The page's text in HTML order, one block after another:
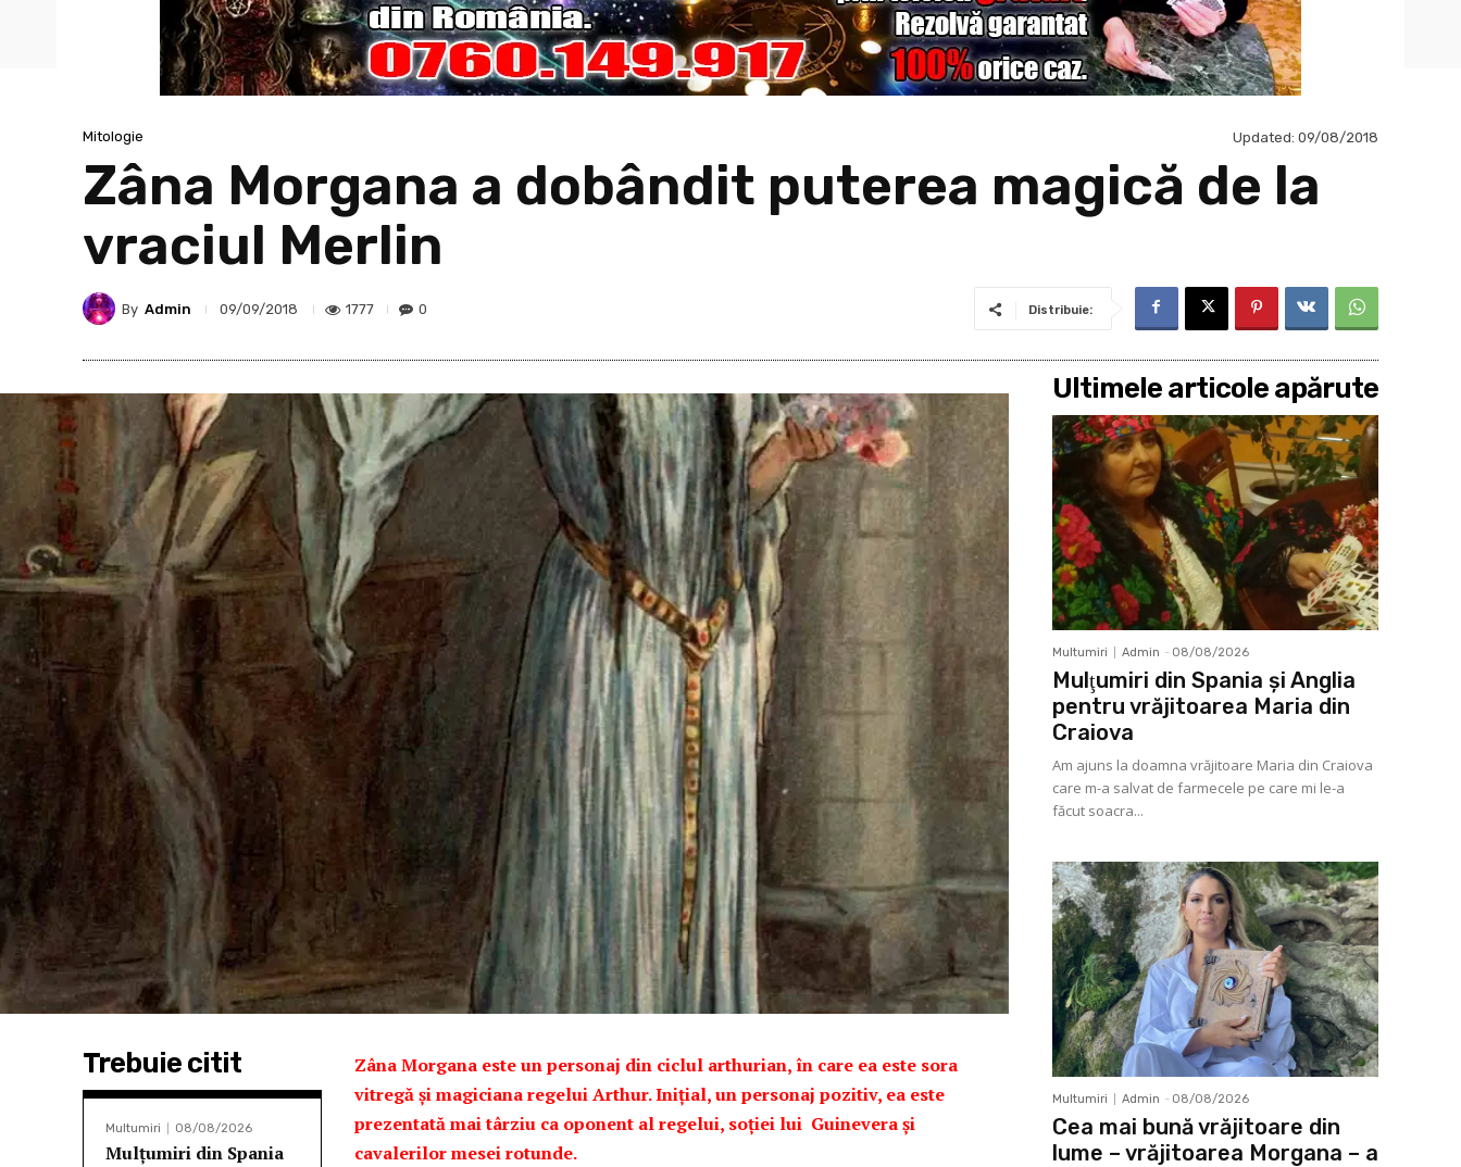
Mitologie Updated: 09/08/2018
Zâna Morgana a dobândit puterea magică de la
vraciul Merlin
By Admin 09/09/2018 1777 0 Distribuie:
Trebuie citit
Multumiri 08/08/2026
Mulţumiri din Spania
Zâna Morgana este un personaj din ciclul arthurian, în care ea este sora
vitregă și magiciana regelui Arthur. Inițial, un personaj pozitiv, ea este
prezentată mai târziu ca oponent al regelui, soției lui Guinevera și
cavalerilor mesei rotunde.
Ultimele articole apărute
Multumiri Admin - 08/08/2026
Mulţumiri din Spania şi Anglia
pentru vrăjitoarea Maria din
Craiova
Am ajuns la doamna vrăjitoare Maria din Craiova
care m-a salvat de farmecele pe care mi le-a
făcut soacra...
Multumiri Admin - 08/08/2026
Cea mai bună vrăjitoare din
lume – vrăjitoarea Morgana – a